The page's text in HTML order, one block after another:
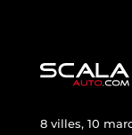
8 villes, 10